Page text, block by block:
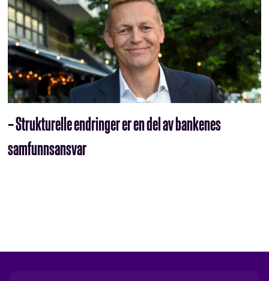
– Strukturelle endringer er en del av bankenes
samfunnsansvar